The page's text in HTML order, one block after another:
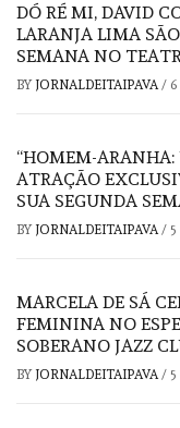
DÓ RÉ MI, DAVID
LARANJA LIMA
SEMANA NO
BY JORNALDEITAIPAVA /
“HOMEM-
ATRAÇÃO
SUA SEGUNDA
BY JORNALDEITAIPAVA /
MARCELA DE SÁ
FEMININA NO
SOBERANO JAZZ
BY JORNALDEITAIPAVA /